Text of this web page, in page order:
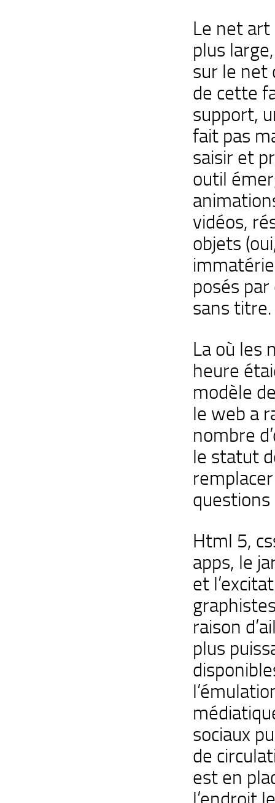
Le net
plus
sur le net
de cette
support,
fait pas
saisir et
outil
vidéos,
objets
posés
sans titre.
La où les
heure
modèle
le web a
nombre
le statut
questions
Html 5,
apps, le
et
raison
plus
sociaux
de
est en